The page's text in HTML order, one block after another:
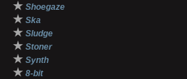
★ Shoegaze
★ Ska
★ Sludge
★ Stoner
★ Synth
★ 8-bit